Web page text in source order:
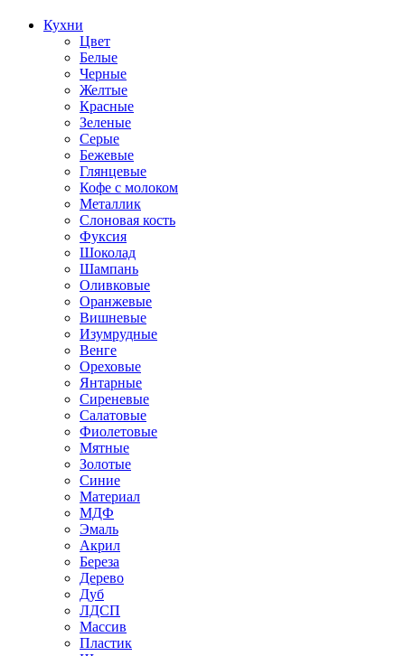
Кухни
Цвет
Белые
Черные
Желтые
Красные
Зеленые
Серые
Бежевые
Глянцевые
Кофе с молоком
Металлик
Слоновая кость
Фуксия
Шоколад
Шампань
Оливковые
Оранжевые
Вишневые
Изумрудные
Венге
Ореховые
Янтарные
Сиреневые
Салатовые
Фиолетовые
Мятные
Золотые
Синие
Материал
МДФ
Эмаль
Акрил
Береза
Дерево
Дуб
ЛДСП
Массив
Пластик